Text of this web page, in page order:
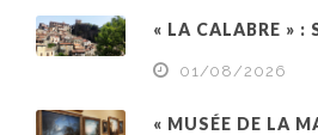
« LA CALABRE » :
01/08/2026
« MUSÉE DE LA